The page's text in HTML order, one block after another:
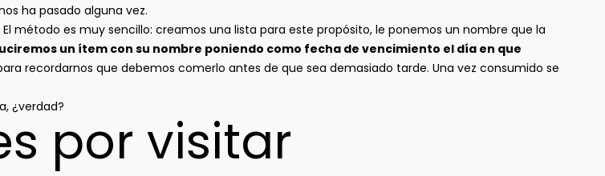
ha pasado alguna vez.
método es muy sencillo: creamos una lista para este propósito, le ponemos un nombre que la
un ítem con su nombre poniendo como fecha de vencimiento el día en que
recordarnos que debemos comerlo antes de que sea demasiado tarde. Una vez consumido se
¿verdad?
por visitar